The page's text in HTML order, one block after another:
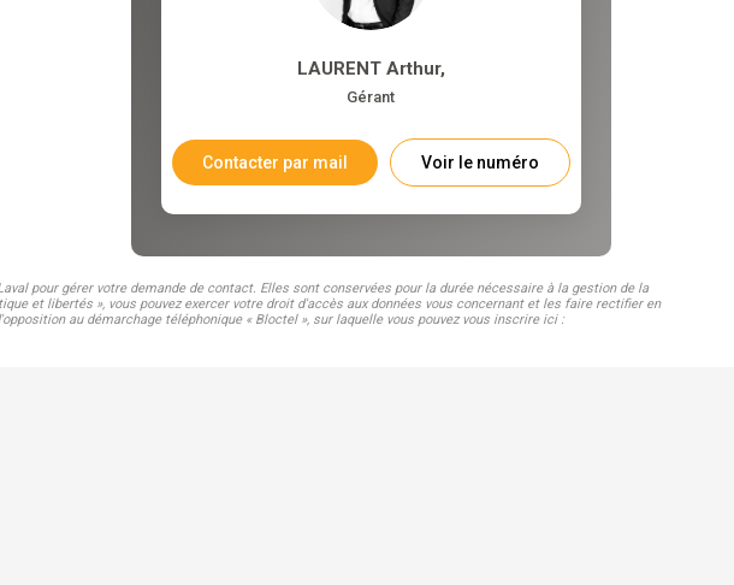
LAURENT Arthur,
Gérant
Contacter par mail Voir le numéro
pour gérer votre demande de contact. Elles sont conservées pour la durée nécessaire à la gestion de la
et libertés », vous pouvez exercer votre droit d'accès aux données vous concernant et les faire rectifier en
au démarchage téléphonique « Bloctel », sur laquelle vous pouvez vous inscrire ici :